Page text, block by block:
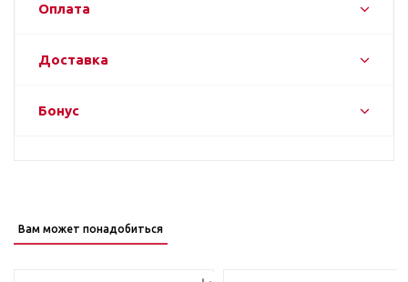
Оплата
Доставка
Бонус
Вам может понадобиться